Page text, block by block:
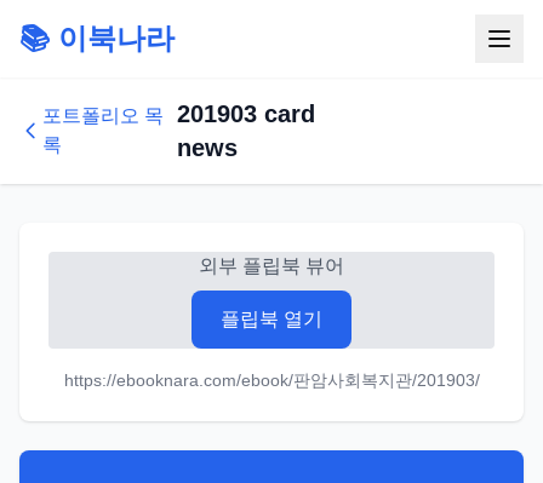
📚 이북나라
포트폴리오 목
록
201903 card
news
외부 플립북 뷰어
플립북 열기
https://ebooknara.com/ebook/판암사회복지관/201903/